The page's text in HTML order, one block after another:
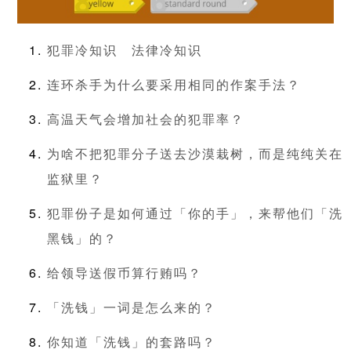
犯罪冷知识
法律冷知识
连环杀手为什么要采用相同的作案手法？
高温天气会增加社会的犯罪率？
为啥不把犯罪分子送去沙漠栽树，而是纯纯关在
监狱里？
犯罪份子是如何通过「你的手」，来帮他们「洗
黑钱」的？
给领导送假币算行贿吗？
「洗钱」一词是怎么来的？
你知道「洗钱」的套路吗？